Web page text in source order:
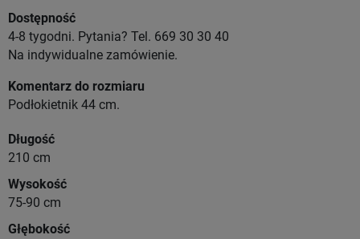
Dostępność
4-8 tygodni. Pytania? Tel. 669 30 30 40
Na indywidualne zamówienie.
Komentarz do rozmiaru
Podłokietnik 44 cm.
Długość
210 cm
Wysokość
75-90 cm
Głębokość